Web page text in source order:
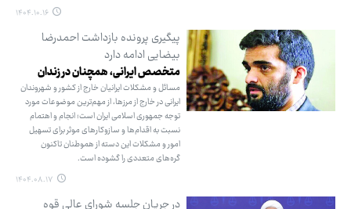
۱۴۰۴.۱۰.۱۶
پیگیری پرونده بازداشت احمدرضا
بیضایی ادامه دارد
متخصص ایرانی، همچنان در زندان
مسائل و مشکلات ایرانیان خارج از کشور و شهروندان
ایرانی در خارج از مرزها، از مهم‌ترین موضوعات مورد
توجه جمهوری اسلامی ایران است؛ انجام و اهتمام
نسبت به اقدام‌ها و سازوکارهای موثر برای تسهیل
امور و مشکلات این دسته از هموطنان تاکنون
گره‌های متعددی را گشوده است.
۱۴۰۴.۰۸.۱۷
در جریان جلسه شورای عالی قوه